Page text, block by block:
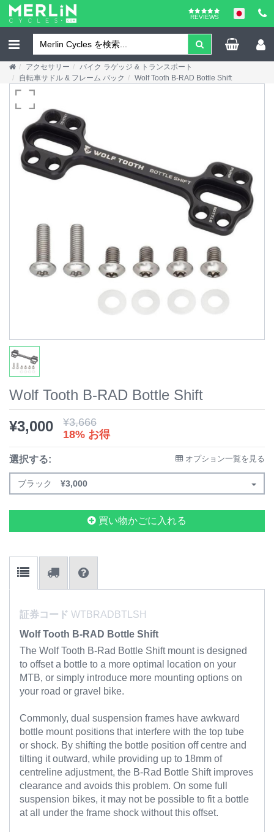
REVIEWS
アクセサリー
バイク ラゲッジ & トランスポート
自転車サドル & フレーム パック
Wolf Tooth B-RAD Bottle Shift
Wolf Tooth B-RAD Bottle Shift
¥3,000 ¥3,666
18% お得
選択する: オプション一覧を見る
ブラック ¥3,000
買い物かごに入れる
証券コード WTBRADBTLSH
Wolf Tooth B-RAD Bottle Shift
The Wolf Tooth B-Rad Bottle Shift mount is designed
to offset a bottle to a more optimal location on your
MTB, or simply introduce more mounting options on
your road or gravel bike.
Commonly, dual suspension frames have awkward
bottle mount positions that interfere with the top tube
or shock. By shifting the bottle position off centre and
tilting it outward, while providing up to 18mm of
centreline adjustment, the B-Rad Bottle Shift improves
clearance and avoids this problem. On some full
suspension bikes, it may not be possible to fit a bottle
at all under the frame shock without this offset.